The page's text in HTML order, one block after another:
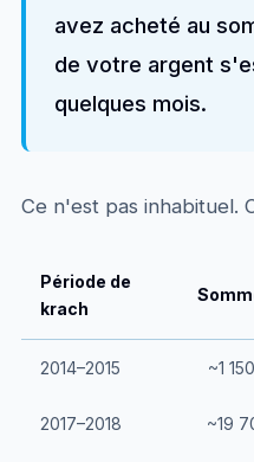
avez acheté au
de votre argent
quelques mois.
Ce n'est pas inhabituel.
Période de
krach
2014–2015 ~1
2017–2018
~19